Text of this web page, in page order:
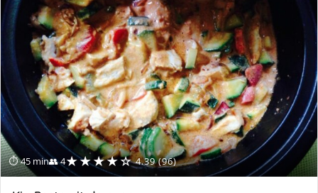
⏱ 45 min👥 4★★★★☆ 4.39 (96)